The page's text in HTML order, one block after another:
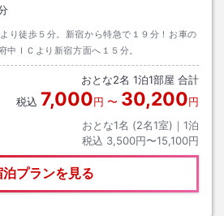
り徒歩５分。新宿から特急で１９分！お車の
中ＩＣより新宿方面へ１５分。
おとな2名 1泊1部屋 合計
税込 7,000円 〜 30,200円
おとな1名 (2名1室)｜ 1泊
税込 3,500円〜15,100円
泊プランを見る